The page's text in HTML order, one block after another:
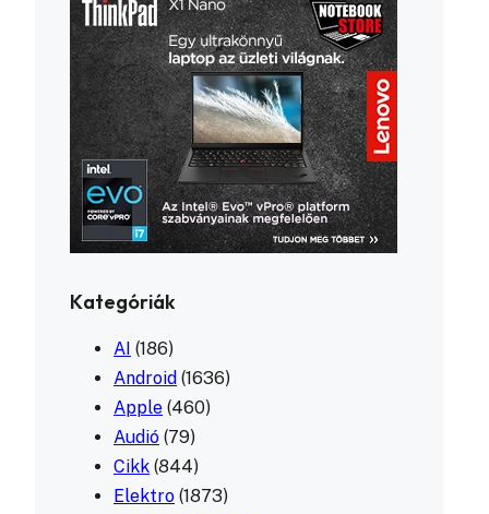
Kategóriák
AI (186)
Android (1636)
Apple (460)
Audió (79)
Cikk (844)
Elektro (1873)